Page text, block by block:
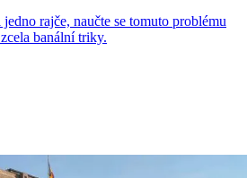
rajče, naučte se tomuto problému
banální triky.